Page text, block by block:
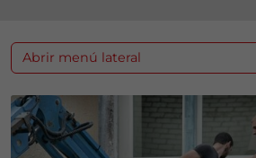
Abrir menú lateral